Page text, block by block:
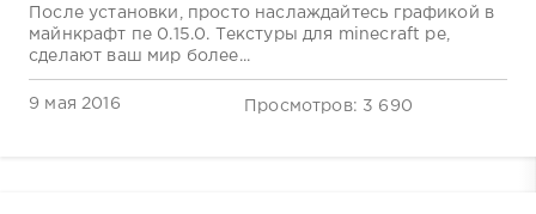
После установки, просто наслаждайтесь графикой в
майнкрафт пе 0.15.0. Текстуры для minecraft pe,
сделают ваш мир более...
9 мая 2016 Просмотров: 3 690